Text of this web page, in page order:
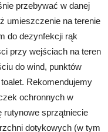
przebywać w danej
umieszczenie na terenie
do dezynfekcji rąk
przy wejściach na teren
do wind, punktów
Rekomendujemy
ochronnych w
rutynowe sprzątniecie
dotykowych (w tym